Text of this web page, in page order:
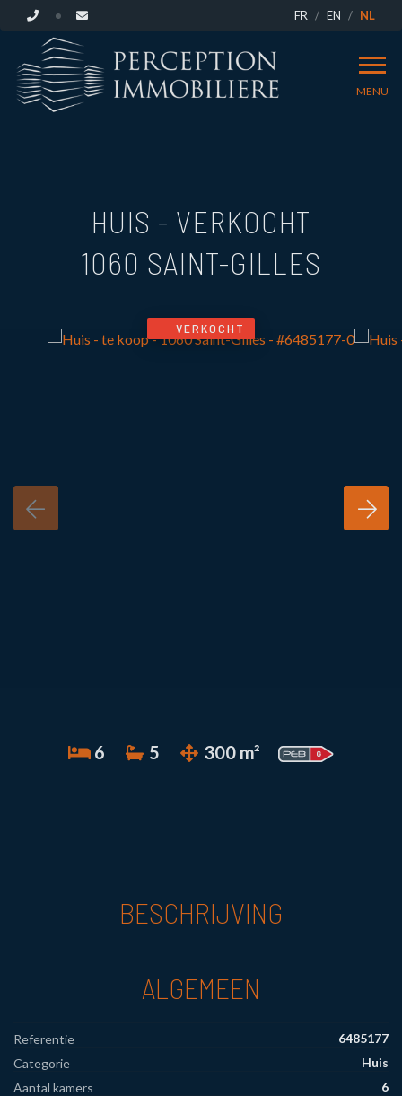
FR EN NL
MENU
HUIS - VERKOCHT
1060 SAINT-GILLES
VERKOCHT
6 5 300 m²
BESCHRIJVING
ALGEMEEN
Referentie
6485177
Categorie
Huis
Aantal kamers
6